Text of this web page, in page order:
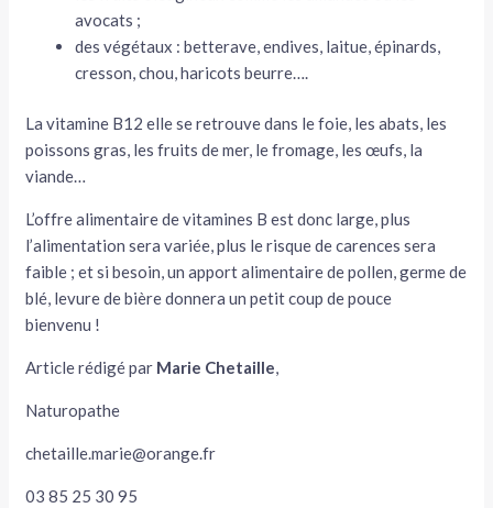
avocats ;
des végétaux : betterave, endives, laitue, épinards,
cresson, chou, haricots beurre….
La vitamine B12 elle se retrouve dans le foie, les abats, les
poissons gras, les fruits de mer, le fromage, les œufs, la
viande…
L’offre alimentaire de vitamines B est donc large, plus
l’alimentation sera variée, plus le risque de carences sera
faible ; et si besoin, un apport alimentaire de pollen, germe de
blé, levure de bière donnera un petit coup de pouce
bienvenu !
Article rédigé par Marie Chetaille,
Naturopathe
chetaille.marie@orange.fr
03 85 25 30 95